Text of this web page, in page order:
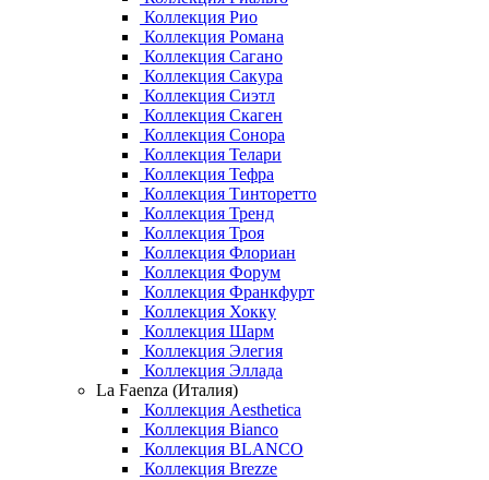
Коллекция Рио
Коллекция Романа
Коллекция Сагано
Коллекция Сакура
Коллекция Сиэтл
Коллекция Скаген
Коллекция Сонора
Коллекция Телари
Коллекция Тефра
Коллекция Тинторетто
Коллекция Тренд
Коллекция Троя
Коллекция Флориан
Коллекция Форум
Коллекция Франкфурт
Коллекция Хокку
Коллекция Шарм
Коллекция Элегия
Коллекция Эллада
La Faenza (Италия)
Коллекция Aesthetica
Коллекция Bianco
Коллекция BLANCO
Коллекция Brezze